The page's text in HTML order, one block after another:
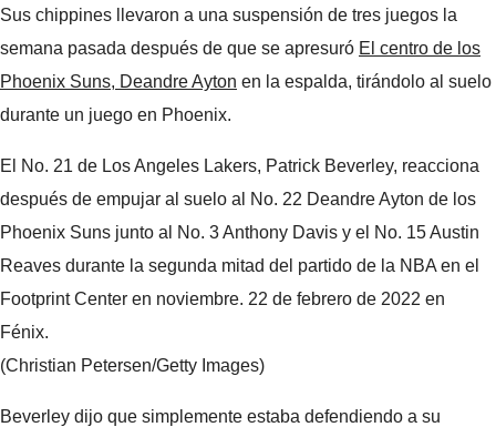
Sus chippines llevaron a una suspensión de tres juegos la
semana pasada después de que se apresuró El centro de los
Phoenix Suns, Deandre Ayton en la espalda, tirándolo al suelo
durante un juego en Phoenix.
El No. 21 de Los Angeles Lakers, Patrick Beverley, reacciona
después de empujar al suelo al No. 22 Deandre Ayton de los
Phoenix Suns junto al No. 3 Anthony Davis y el No. 15 Austin
Reaves durante la segunda mitad del partido de la NBA en el
Footprint Center en noviembre. 22 de febrero de 2022 en
Fénix.
(Christian Petersen/Getty Images)
Beverley dijo que simplemente estaba defendiendo a su